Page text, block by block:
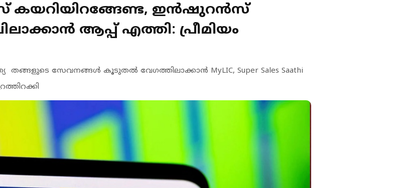
ഇൻഷുറൻസ്
ആപ്പ് എത്തി: പ്രീമിയം
സേവനങ്ങൾ കൂടുതൽ വേഗത്തിലാക്കാൻ MyLIC, Super Sales Saathi